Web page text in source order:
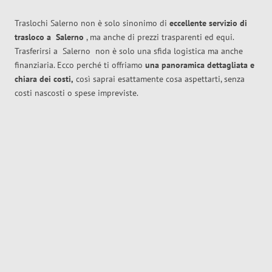
Traslochi Salerno non è solo sinonimo di eccellente servizio di
trasloco a Salerno , ma anche di prezzi trasparenti ed equi.
Trasferirsi a Salerno non è solo una sfida logistica ma anche
finanziaria. Ecco perché ti offriamo una panoramica dettagliata e
chiara dei costi, così saprai esattamente cosa aspettarti, senza
costi nascosti o spese impreviste.